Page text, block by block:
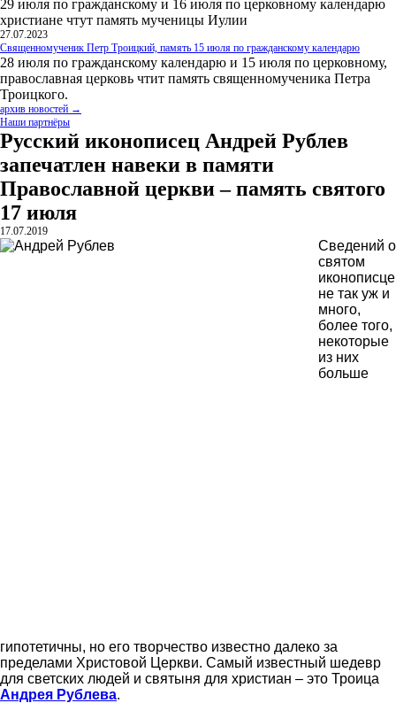
29 июля по гражданскому и 16 июля по церковному календарю
христиане чтут память мученицы Иулии
27.07.2023
Священномученик Петр Троицкий, память 15 июля по гражданскому календарю
28 июля по гражданскому календарю и 15 июля по церковному,
православная церковь чтит память священномученика Петра
Троицкого.
архив новостей →
Наши партнёры
Русский иконописец Андрей Рублев
запечатлен навеки в памяти
Православной церкви – память святого
17 июля
17.07.2019
Сведений о
святом
иконописце
не так уж и
много,
более того,
некоторые
из них
больше
гипотетичны, но его творчество известно далеко за
пределами Христовой Церкви. Самый известный шедевр
для светских людей и святыня для христиан – это Троица
Андрея Рублева.